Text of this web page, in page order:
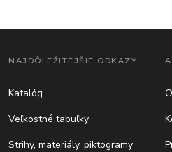
NAJDÔLEŽITEJŠIE ODKAZY
Katalóg
Veľkostné tabuľky
Strihy, materiály, piktogramy